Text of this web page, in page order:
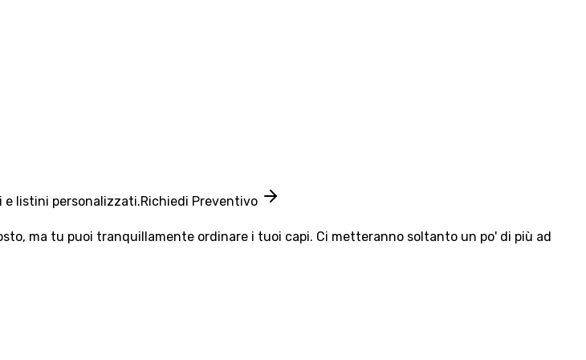
e listini personalizzati.Richiedi Preventivo
ma tu puoi tranquillamente ordinare i tuoi capi. Ci metteranno soltanto un po' di più ad